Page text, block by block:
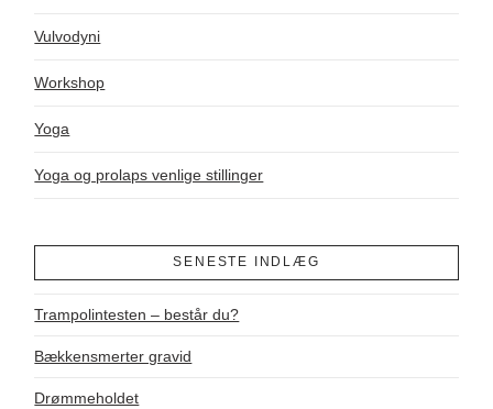
Vulvodyni
Workshop
Yoga
Yoga og prolaps venlige stillinger
SENESTE INDLÆG
Trampolintesten – består du?
Bækkensmerter gravid
Drømmeholdet